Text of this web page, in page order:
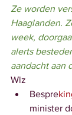
Ze worden
Haaglanden.
week,
alerts
aandacht aan
Wlz
Bespre
minister